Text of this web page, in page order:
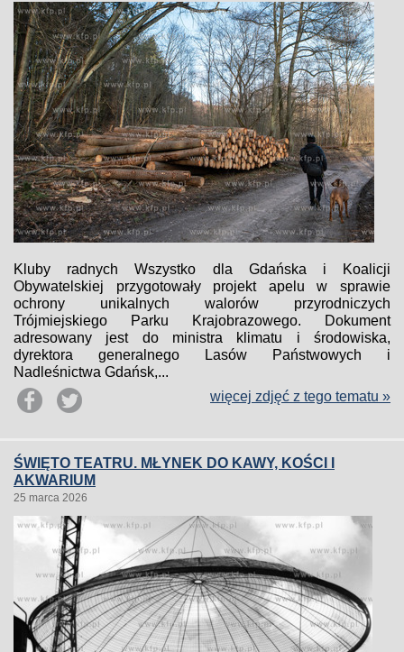
Kluby radnych Wszystko dla Gdańska i Koalicji
Obywatelskiej przygotowały projekt apelu w sprawie
ochrony unikalnych walorów przyrodniczych
Trójmiejskiego Parku Krajobrazowego. Dokument
adresowany jest do ministra klimatu i środowiska,
dyrektora generalnego Lasów Państwowych i
Nadleśnictwa Gdańsk,...
więcej zdjęć z tego tematu »
ŚWIĘTO TEATRU. MŁYNEK DO KAWY, KOŚCI I
AKWARIUM
25 marca 2026